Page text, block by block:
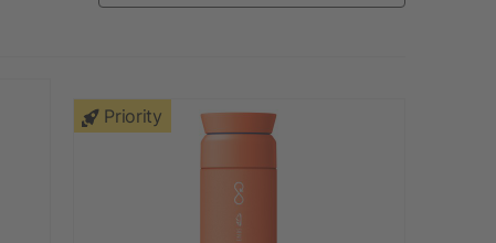
Priority